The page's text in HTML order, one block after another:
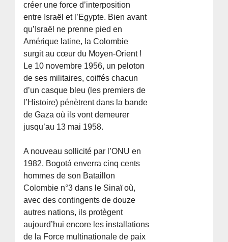
créer une force d’interposition
entre Israël et l’Egypte. Bien avant
qu’Israël ne prenne pied en
Amérique latine, la Colombie
surgit au cœur du Moyen-Orient !
Le 10 novembre 1956, un peloton
de ses militaires, coiffés chacun
d’un casque bleu (les premiers de
l’Histoire) pénètrent dans la bande
de Gaza où ils vont demeurer
jusqu’au 13 mai 1958.
A nouveau sollicité par l’ONU en
1982, Bogotá enverra cinq cents
hommes de son Bataillon
Colombie n°3 dans le Sinaï où,
avec des contingents de douze
autres nations, ils protègent
aujourd’hui encore les installations
de la Force multinationale de paix